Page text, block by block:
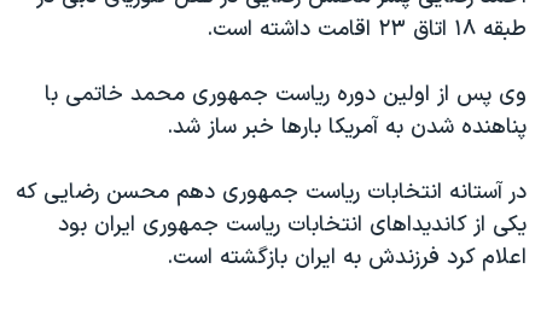
همایش محافظه‌کاران آمریکا «سی‌پک»
سفر پرزیدنت ترامپ به چین
طبقه ۱۸ اتاق ۲۳ اقامت داشته است.
وی پس از اولین دوره ریاست جمهوری محمد خاتمی با
پناهنده شدن به آمریکا بارها خبر ساز شد.
در آستانه انتخابات ریاست جمهوری دهم محسن رضایی که
یکی از کاندیداهای انتخابات ریاست جمهوری ایران بود
اعلام کرد فرزندش به ایران بازگشته است.